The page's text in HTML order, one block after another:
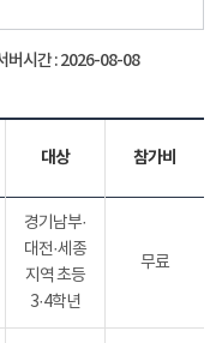
버시간 :2026-08-08
대상 참가비
경기남부·
대전·세종
지역 초등
3·4학년
무료